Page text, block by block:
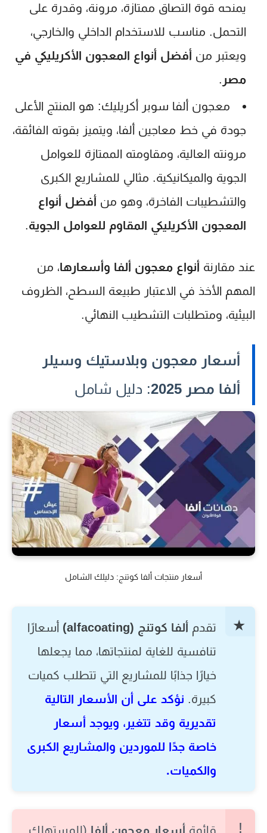
يمنحه قوة التصاق ممتازة، مرونة، وقدرة على
التحمل. مناسب للاستخدام الداخلي والخارجي،
ويعتبر من أفضل أنواع المعجون الأكريليكي في
مصر .
معجون ألفا سوبر أكريليك: هو المنتج الأعلى
جودة في خط معاجين ألفا، ويتميز بقوته الفائقة،
مرونته العالية، ومقاومته الممتازة للعوامل
الجوية والميكانيكية. مثالي للمشاريع الكبرى
والتشطيبات الفاخرة، وهو من أفضل أنواع
المعجون الأكريليكي المقاوم للعوامل الجوية.
عند مقارنة أنواع معجون ألفا وأسعارها، من
المهم الأخذ في الاعتبار طبيعة السطح، الظروف
البيئية، ومتطلبات التشطيب النهائي.
أسعار معجون وبلاستيك وسيلر
ألفا مصر 2025
: دليل شامل
أسعار منتجات ألفا كوتنج: دليلك الشامل
تقدم ألفا كوتنج (alfacoating)
أسعارًا
تنافسية للغاية لمنتجاتها، مما يجعلها
خيارًا جذابًا للمشاريع التي تتطلب كميات
كبيرة. نؤكد على أن الأسعار التالية
تقديرية وقد تتغير، ويوجد أسعار
خاصة جدًا للموردين والمشاريع الكبرى
والكميات.
قائمة أسعار معجون ألفا (للمستهلك